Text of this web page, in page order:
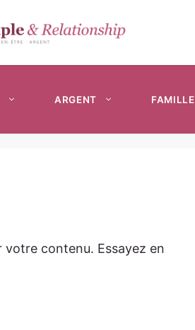
ARGENT FAMILLE
votre contenu. Essayez en